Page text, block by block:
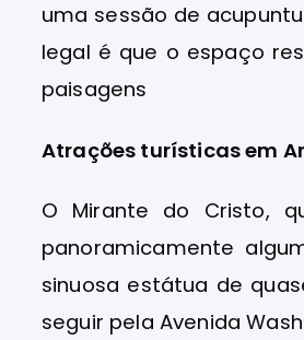
uma sessão de
legal é que o espaço
paisagens
Atrações turísticas em
O Mirante do Cristo,
panoramicamente
sinuosa estátua de
seguir pela Avenida